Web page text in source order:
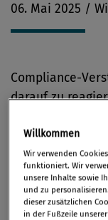
06. Mai 2025 /
Compliance-
darauf zu
eine besondere
im
Das
Willkommen
Wir verwenden
funktioniert. Wir
unsere Inhalte sowie
und zu
dieser zusätzlichen
in der Fußzeile